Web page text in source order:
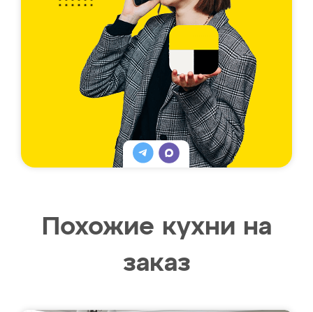
Похожие кухни на
заказ